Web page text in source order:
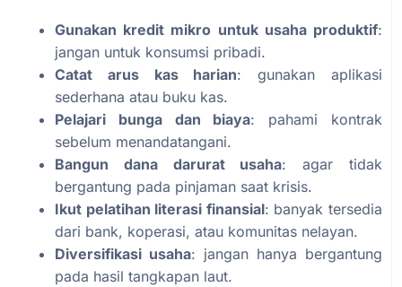
Gunakan kredit mikro untuk usaha produktif:
jangan untuk konsumsi pribadi.
Catat arus kas harian: gunakan aplikasi
sederhana atau buku kas.
Pelajari bunga dan biaya: pahami kontrak
sebelum menandatangani.
Bangun dana darurat usaha: agar tidak
bergantung pada pinjaman saat krisis.
Ikut pelatihan literasi finansial: banyak tersedia
dari bank, koperasi, atau komunitas nelayan.
Diversifikasi usaha: jangan hanya bergantung
pada hasil tangkapan laut.